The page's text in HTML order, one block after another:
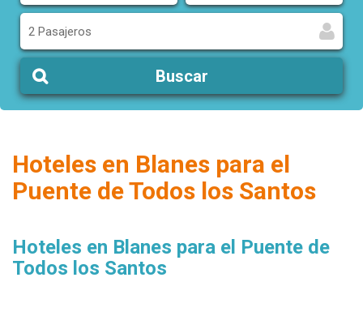
2 Pasajeros
Buscar
Hoteles en Blanes para el
Puente de Todos los Santos
Hoteles en Blanes para el Puente de
Todos los Santos